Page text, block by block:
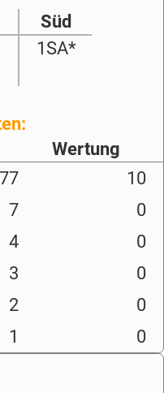
Süd
1SA*
Wertung
77
10
7
0
4
0
3
0
2
0
1 0